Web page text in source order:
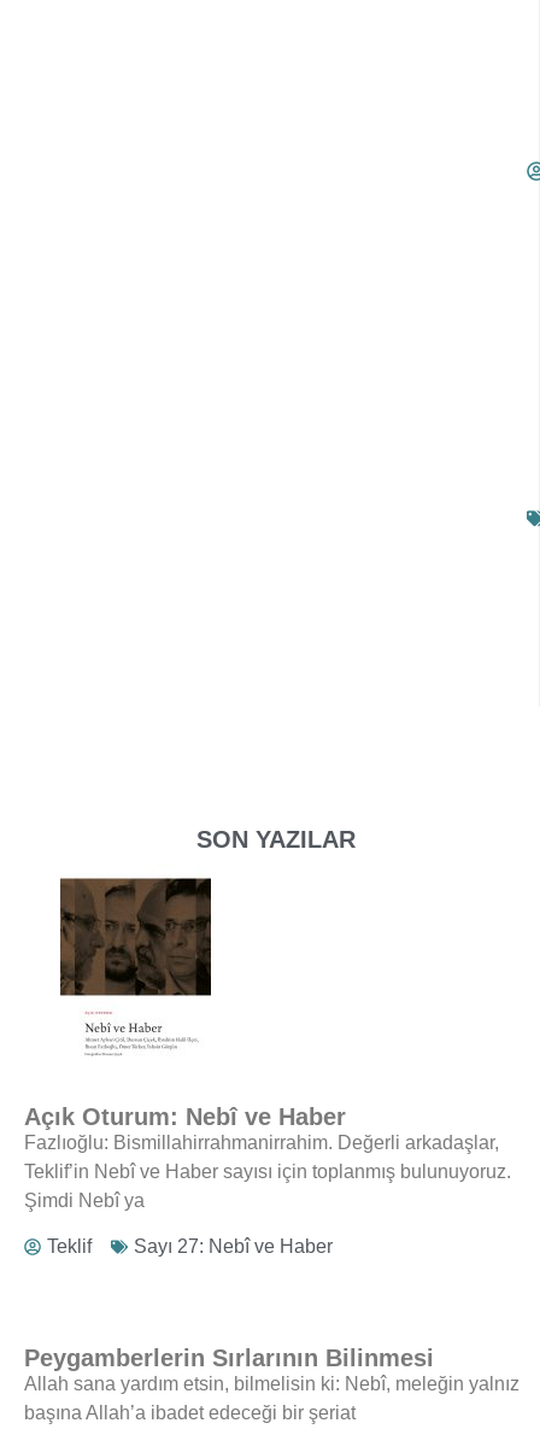
SON YAZILAR
Açık Oturum: Nebî ve Haber
Fazlıoğlu: Bismillahirrahmanirrahim. Değerli arkadaşlar,
Teklif’in Nebî ve Haber sayısı için toplanmış bulunuyoruz.
Şimdi Nebî ya
Teklif Sayı 27: Nebî ve Haber
Peygamberlerin Sırlarının Bilinmesi
Allah sana yardım etsin, bilmelisin ki: Nebî, meleğin yalnız
başına Allah’a ibadet edeceği bir şeriat